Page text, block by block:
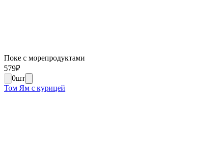
Поке с морепродуктами
579₽
0шт
Том Ям с курицей